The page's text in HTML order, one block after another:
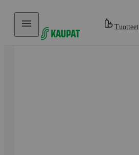
Hyppää sisältöön
Tuotteet